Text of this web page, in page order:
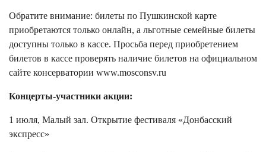
Обратите внимание: билеты по Пушкинской карте
приобретаются только онлайн, а льготные семейные билеты
доступны только в кассе. Просьба перед приобретением
билетов в кассе проверять наличие билетов на официальном
сайте консерватории www.mosconsv.ru
Концерты-участники акции:
1 июля, Малый зал. Открытие фестиваля «Донбасский
экспресс»